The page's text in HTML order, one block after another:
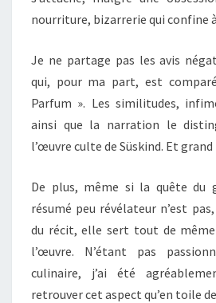
nourriture, bizarrerie qui confine
Je ne partage pas les avis
qui, pour ma part, est
Parfum ». Les similitudes,
ainsi que la narration le
l’œuvre culte de Süskind. Et
De plus, même si la quête du
résumé peu révélateur n’est
du récit, elle sert tout de
l’œuvre. N’étant pas
culinaire, j’ai été
retrouver cet aspect qu’en toile